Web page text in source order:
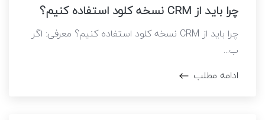
چرا باید از CRM نسخه کلود استفاده کنیم؟
چرا باید از CRM نسخه کلود استفاده کنیم؟ معرفی: اگر
ب...
ادامه مطلب